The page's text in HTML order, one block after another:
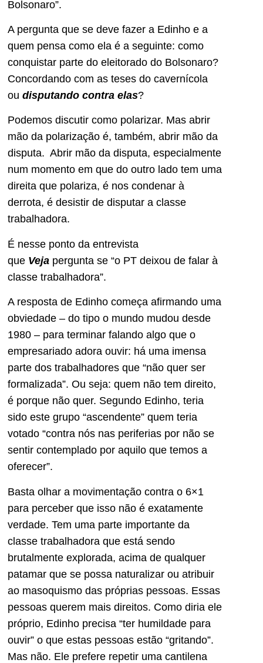
Bolsonaro”.
A pergunta que se deve fazer a Edinho e a
quem pensa como ela é a seguinte: como
conquistar parte do eleitorado do Bolsonaro?
Concordando com as teses do cavernícola
ou disputando contra elas?
Podemos discutir como polarizar. Mas abrir
mão da polarização é, também, abrir mão da
disputa. Abrir mão da disputa, especialmente
num momento em que do outro lado tem uma
direita que polariza, é nos condenar à
derrota, é desistir de disputar a classe
trabalhadora.
É nesse ponto da entrevista
que Veja pergunta se “o PT deixou de falar à
classe trabalhadora”.
A resposta de Edinho começa afirmando uma
obviedade – do tipo o mundo mudou desde
1980 – para terminar falando algo que o
empresariado adora ouvir: há uma imensa
parte dos trabalhadores que “não quer ser
formalizada”. Ou seja: quem não tem direito,
é porque não quer. Segundo Edinho, teria
sido este grupo “ascendente” quem teria
votado “contra nós nas periferias por não se
sentir contemplado por aquilo que temos a
oferecer”.
Basta olhar a movimentação contra o 6×1
para perceber que isso não é exatamente
verdade. Tem uma parte importante da
classe trabalhadora que está sendo
brutalmente explorada, acima de qualquer
patamar que se possa naturalizar ou atribuir
ao masoquismo das próprias pessoas. Essas
pessoas querem mais direitos. Como diria ele
próprio, Edinho precisa “ter humildade para
ouvir” o que estas pessoas estão “gritando”.
Mas não. Ele prefere repetir uma cantilena